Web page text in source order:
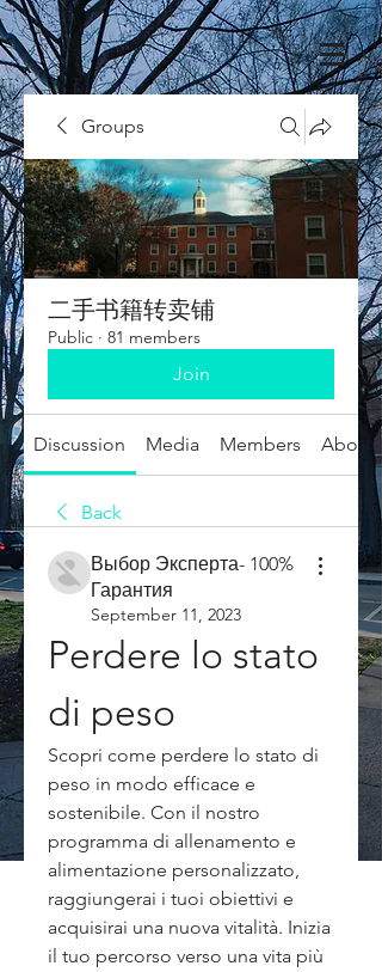
Groups
二手书籍转卖铺
Public · 81 members
Join
Discussion Media Members About
Back
Выбор Эксперта- 100%
Гарантия
September 11, 2023
Perdere lo stato
di peso
Scopri come perdere lo stato di
peso in modo efficace e
sostenibile. Con il nostro
programma di allenamento e
alimentazione personalizzato,
raggiungerai i tuoi obiettivi e
acquisirai una nuova vitalità. Inizia
il tuo percorso verso una vita più